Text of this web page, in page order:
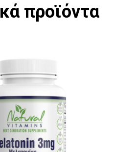
προϊόντα
μπορούν να